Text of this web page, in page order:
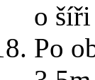
o
Po